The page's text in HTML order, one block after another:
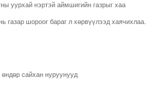
уурхай нэртэй аймшигийн газрыг хаа
газар шороог бараг л хөрвүүлээд хаячихлаа.
сайхан нуруунууд